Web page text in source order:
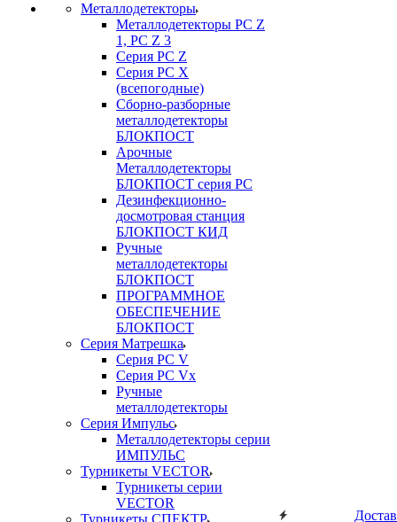
Металлодетекторы
Металлодетекторы РС Z
1, PC Z 3
Серия РС Z
Серия РС X
(всепогодные)
Сборно-разборные
металлодетекторы
БЛОКПОСТ
Арочные
Металлодетекторы
БЛОКПОСТ серия РС
Дезинфекционно-
досмотровая станция
БЛОКПОСТ КИД
Ручные
металлодетекторы
БЛОКПОСТ
ПРОГРАММНОЕ
ОБЕСПЕЧЕНИЕ
БЛОКПОСТ
Серия Матрешка
Серия PC V
Серия PC Vx
Ручные
металлодетекторы
Серия Импульс
Металлодетекторы серии
ИМПУЛЬС
Турникеты VECTOR
Турникеты серии
VECTOR
Турникеты СПЕКТР